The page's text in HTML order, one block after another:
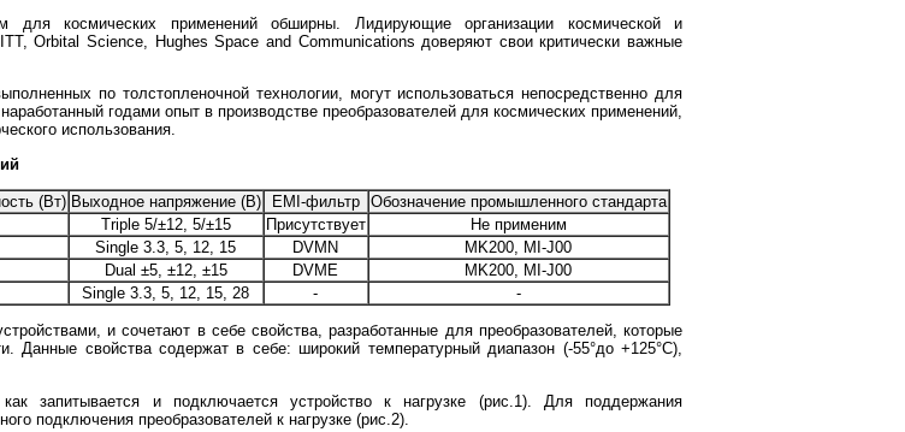
для космических применений обширны. Лидирующие организации космической и
Orbital Science, Hughes Space and Communications доверяют свои критически важные
по толстопленочной технологии, могут использоваться непосредственно для
годами опыт в производстве преобразователей для космических применений,
использования.
(Вт) Выходное напряжение (В) EMI-фильтр
Обозначение промышленного стандарта
Triple 5/±12, 5/±15 Присутствует
Не применим
Single 3.3, 5, 12, 15 DVMN
MK200, MI-J00
Dual ±5, ±12, ±15 DVME
MK200, MI-J00
Single 3.3, 5, 12, 15, 28 - -
и сочетают в себе свойства, разработанные для преобразователей, которые
Данные свойства содержат в себе: широкий температурный диапазон (-55°до +125°С),
запитывается и подключается устройство к нагрузке (рис.1). Для поддержания
подключения преобразователей к нагрузке (рис.2).